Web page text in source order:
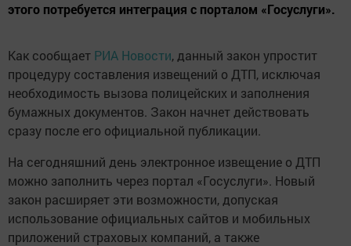
этого потребуется интеграция с порталом «Госуслуги».
Как сообщает РИА Новости, данный закон упростит
процедуру составления извещений о ДТП, исключая
необходимость вызова полицейских и заполнения
бумажных документов. Закон начнет действовать
сразу после его официальной публикации.
На сегодняшний день электронное извещение о ДТП
можно заполнить через портал «Госуслуги». Новый
закон расширяет эти возможности, допуская
использование официальных сайтов и мобильных
приложений страховых компаний, а также